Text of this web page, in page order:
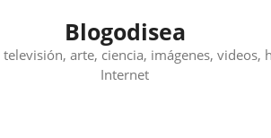
Blogodisea
arte, ciencia, imágenes,
Internet